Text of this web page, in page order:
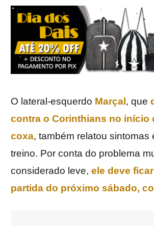
O lateral-esquerdo Marçal , que
contra o Corinthians no início
coxa, também relatou sintomas
treino. Por conta do problema
considerado leve, ele deve
partida do próximo sábado,